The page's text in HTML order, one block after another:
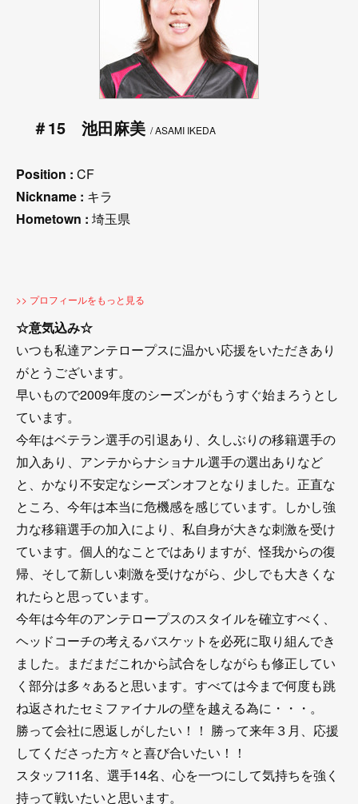
＃15 池田麻美 / ASAMI IKEDA
Position : CF
Nickname : キラ
Hometown : 埼玉県
>> プロフィールをもっと見る
☆意気込み☆
いつも私達アンテロープスに温かい応援をいただきあり
がとうございます。
早いもので2009年度のシーズンがもうすぐ始まろうとし
ています。
今年はベテラン選手の引退あり、久しぶりの移籍選手の
加入あり、アンテからナショナル選手の選出ありなど
と、かなり不安定なシーズンオフとなりました。正直な
ところ、今年は本当に危機感を感じています。しかし強
力な移籍選手の加入により、私自身が大きな刺激を受け
ています。個人的なことではありますが、怪我からの復
帰、そして新しい刺激を受けながら、少しでも大きくな
れたらと思っています。
今年は今年のアンテロープスのスタイルを確立すべく、
ヘッドコーチの考えるバスケットを必死に取り組んでき
ました。まだまだこれから試合をしながらも修正してい
く部分は多々あると思います。すべては今まで何度も跳
ね返されたセミファイナルの壁を越える為に・・・。
勝って会社に恩返しがしたい！！ 勝って来年３月、応援
してくださった方々と喜び合いたい！！
スタッフ11名、選手14名、心を一つにして気持ちを強く
持って戦いたいと思います。